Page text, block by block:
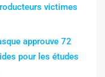
victimes
approuve 72
pour les études